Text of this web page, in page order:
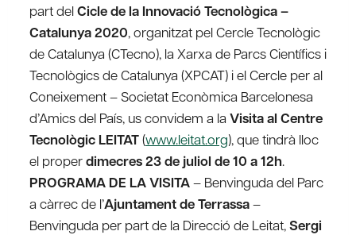
part delCicle de la Innovació Tecnològica –
Catalunya 2020, organitzat pel Cercle Tecnològic
de Catalunya (CTecno), la Xarxa de Parcs Científics i
Tecnològics de Catalunya (XPCAT) i el Cercle per al
Coneixement – Societat Econòmica Barcelonesa
d’Amics del País, us convidem a la Visita al Centre
Tecnològic LEITAT(www.leitat.org), que tindrà lloc
el properdimecres 23 de juliol de 10 a 12h.
PROGRAMA DE LA VISITA– Benvinguda del Parc
a càrrec de l’Ajuntament de Terrassa–
Benvinguda per part de la Direcció de Leitat,Sergi